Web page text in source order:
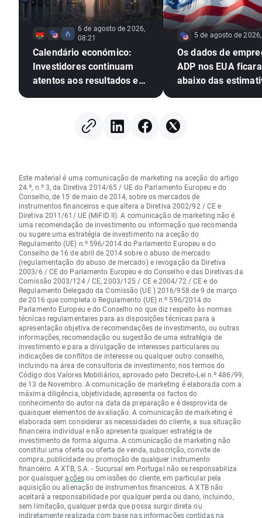
6 de agosto de 2026,
08:21
Calendário económico:
Investidores continuam
atentos aos resultados em
5 de agosto de
Os dados de
ADP nos EUA
abaixo das
Este material é uma comunicação de marketing na aceção do artigo
24.º, n.º 3, da Diretiva 2014/65 / UE do Parlamento Europeu e do
Conselho, de 15 de maio de 2014, sobre os mercados de
instrumentos financeiros e que altera a Diretiva 2002/92 / CE e
Diretiva 2011/61/ UE (MiFID II). A comunicação de marketing não é
uma recomendação de investimento ou informação que recomenda
ou sugere uma estratégia de investimento na aceção do
Regulamento (UE) n.º 596/2014 do Parlamento Europeu e do
Conselho de 16 de abril de 2014 sobre o abuso de mercado
(regulamentação do abuso de mercado) e revogação da Diretiva
2003/6 / CE do Parlamento Europeu e do Conselho e das Diretivas da
Comissão 2003/124 / CE, 2003/125 / CE e 2004/72 / CE e do
Regulamento Delegado da Comissão (UE ) 2016/958 de 9 de março
de 2016 que completa o Regulamento (UE) n.º 596/2014 do
Parlamento Europeu e do Conselho no que diz respeito às normas
técnicas regulamentares para as disposições técnicas para a
apresentação objetiva de recomendações de investimento, ou outras
informações, recomendação ou sugestão de uma estratégia de
investimento e para a divulgação de interesses particulares ou
indicações de conflitos de interesse ou qualquer outro conselho,
incluindo na área de consultoria de investimento, nos termos do
Código dos Valores Mobiliários, aprovado pelo Decreto-Lei n.º 486/99,
de 13 de Novembro. A comunicação de marketing é elaborada com a
máxima diligência, objetividade, apresenta os factos do
conhecimento do autor na data da preparação e é desprovida de
quaisquer elementos de avaliação. A comunicação de marketing é
elaborada sem considerar as necessidades do cliente, a sua situação
financeira individual e não apresenta qualquer estratégia de
investimento de forma alguma. A comunicação de marketing não
constitui uma oferta ou oferta de venda, subscrição, convite de
compra, publicidade ou promoção de qualquer instrumento
financeiro. A XTB, S.A. - Sucursal em Portugal não se responsabiliza
por quaisqueraçõesou omissões do cliente, em particular pela
aquisição ou alienação de instrumentos financeiros. A XTB não
aceitará a responsabilidade por qualquer perda ou dano, incluindo,
sem limitação, qualquer perda que possa surgir direta ou
indiretamente realizada com base nas informações contidas na